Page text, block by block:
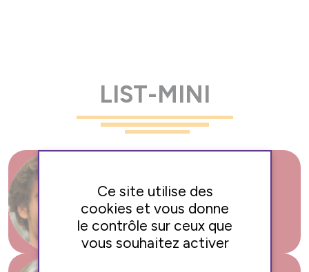
LIST-MINI
Avis 3
Ce site utilise des
cookies et vous donne
le contrôle sur ceux que
vous souhaitez activer